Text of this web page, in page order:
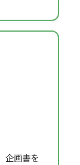
企画書を